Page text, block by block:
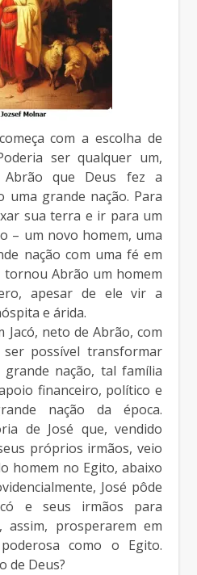
com a escolha de
ser qualquer um,
que Deus fez a
uma grande nação. Para
sua terra e ir para um
– um novo homem, uma
nação com uma fé em
tornou Abrão um homem
apesar de ele vir a
e árida.
Jacó, neto de Abrão, com
possível transformar
nação, tal família
financeiro, político e
nação da época.
de José que, vendido
próprios irmãos, veio
homem no Egito, abaixo
José pôde
e seus irmãos para
assim, prosperarem em
como o Egito.
de Deus?